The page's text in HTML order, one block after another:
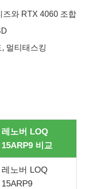
즈와 RTX 4060 조합
멀티태스킹
레노버 LOQ
15ARP9 비교
레노버 LOQ
15ARP9